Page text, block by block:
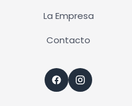
La Empresa
Contacto